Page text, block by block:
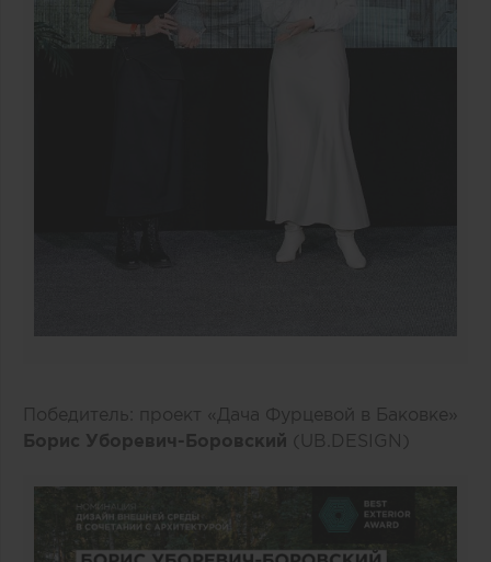
Победитель: проект «Дача Фурцевой в Баковке»
Борис Уборевич-Боровский (UB.DESIGN)